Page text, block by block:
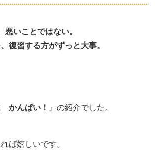
悪いことではない。
復習する方がずっと大事。
かんぱい！ 』の紹介でした。
ば嬉しいです。